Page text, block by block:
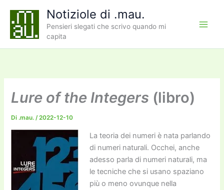
contenuto
Notiziole di .mau.
Pensieri slegati che scrivo quando mi
capita
Lure of the Integers (libro)
Di .mau./2022-12-10
La teoria dei numeri è nata parlando
di numeri naturali. Occhei, anche
adesso parla di numeri naturali, ma
le tecniche che si usano spaziano
più o meno ovunque nella